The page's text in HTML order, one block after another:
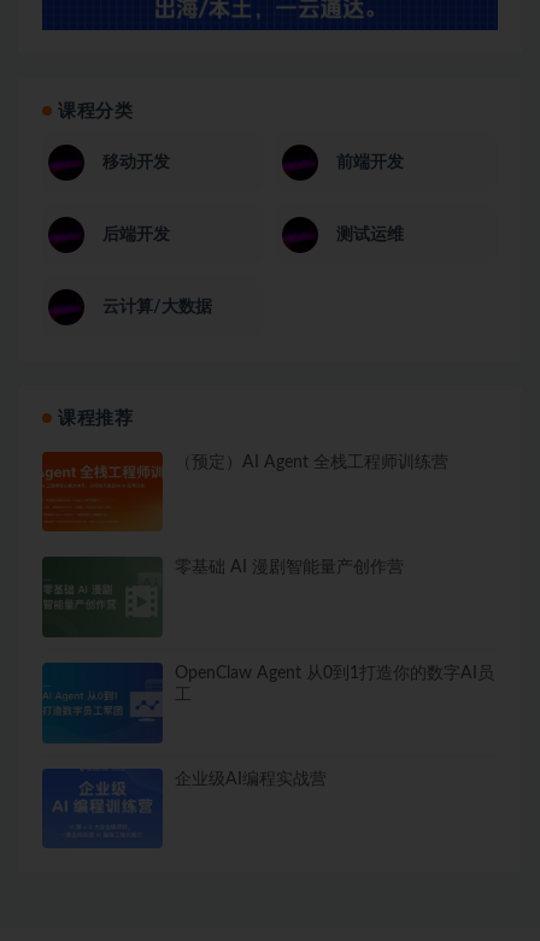
课程分类
移动开发 前端开发
后端开发 测试运维
云计算/大数据
课程推荐
（预定）AI Agent 全栈工程师训练营
零基础 AI 漫剧智能量产创作营
OpenClaw Agent 从0到1打造你的数字AI员
工
企业级AI编程实战营